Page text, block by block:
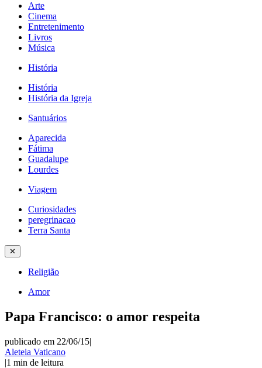
Arte
Cinema
Entretenimento
Livros
Música
História
História
História da Igreja
Santuários
Aparecida
Fátima
Guadalupe
Lourdes
Viagem
Curiosidades
peregrinacao
Terra Santa
✕
Religião
Amor
Papa Francisco: o amor respeita
publicado em 22/06/15|
Aleteia Vaticano
|1 min de leitura